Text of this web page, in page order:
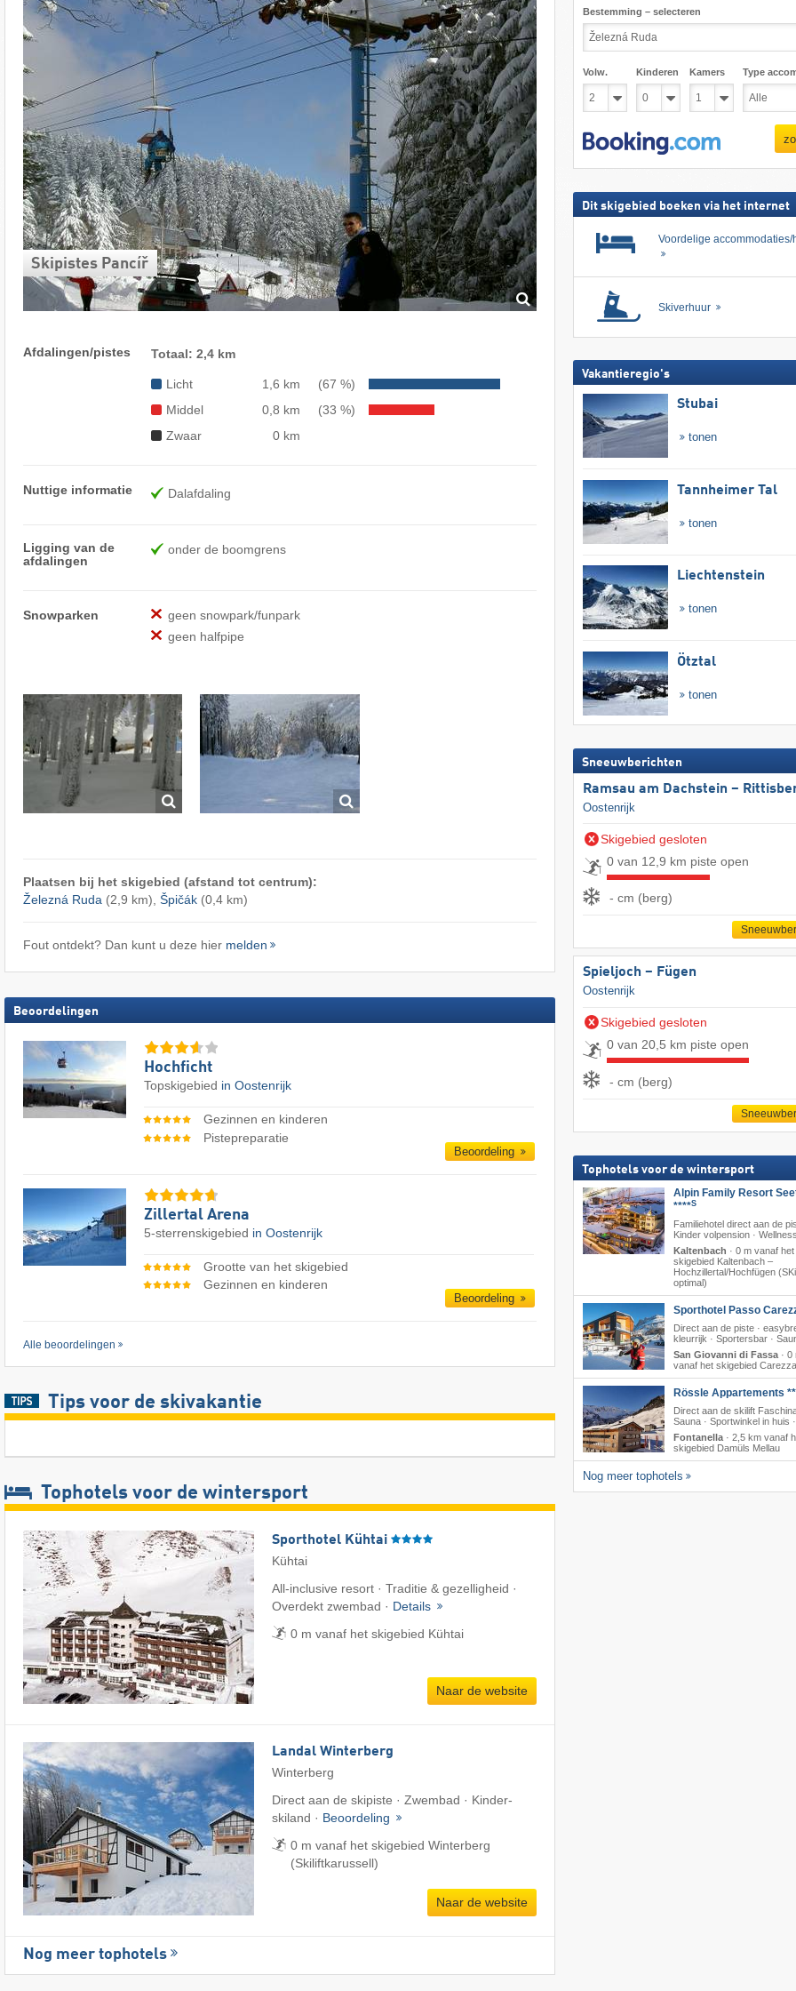
Skipistes Pancíř
Afdalingen/pistes Totaal: 2,4 km
Licht 1,6 km
(67 %)
Middel
0,8 km
(33 %)
Zwaar
0 km
Nuttige informatie Dalafdaling
Ligging van de
afdalingen
onder de boomgrens
Snowparken
geen snowpark/funpark
geen halfpipe
Plaatsen bij het skigebied (afstand tot centrum):
Železná Ruda(2,9 km), Špičák(0,4 km)
Fout ontdekt? Dan kunt u deze hier melden
Beoordelingen
Hochficht
Topskigebied in Oostenrijk
Gezinnen en kinderen
Pistepreparatie
Beoordeling
Zillertal Arena
5-sterrenskigebied in Oostenrijk
Grootte van het skigebied
Gezinnen en kinderen
Beoordeling
Alle beoordelingen
Tips voor de skivakantie
Tophotels voor de wintersport
Sporthotel Kühtai
Kühtai
All-inclusive resort · Traditie & gezelligheid ·
Overdekt zwembad · Details
0 m vanaf het skigebied Kühtai
Naar de website
Landal Winterberg
Winterberg
Direct aan de skipiste · Zwembad · Kinder-
skiland · Beoordeling
0 m vanaf het skigebied Winterberg
(Skiliftkarussell)
Naar de website
Nog meer tophotels
Bestemming – selecteren
Volw. Kinderen Kamers Type
Dit skigebied boeken via het internet
Voordelige accommodaties/
Skiverhuur
Vakantieregio's
Stubai
tonen
Tannheimer Tal
tonen
Liechtenstein
tonen
Ötztal
tonen
Sneeuwberichten
Ramsau am Dachstein –
Oostenrijk
Skigebied gesloten
0 van 12,9 km piste open
- cm (berg)
Spieljoch – Fügen
Oostenrijk
Skigebied gesloten
0 van 20,5 km piste open
- cm (berg)
Tophotels voor de wintersport
Alpin Family Resort
****S
Familiehotel direct aan de
Kinder volpension ·
Kaltenbach · 0 m vanaf het
skigebied Kaltenbach –
Hochzillertal/​Hochfügen
optimal)
Sporthotel Passo
Direct aan de piste ·
kleurrijk · Sportersbar ·
San Giovanni di Fassa· 0
vanaf het skigebied Carezza
Rössle Appartements
Direct aan de skilift
Sauna · Sportwinkel in huis
Fontanella · 2,5 km vanaf
skigebied Damüls Mellau
Nog meer tophotels